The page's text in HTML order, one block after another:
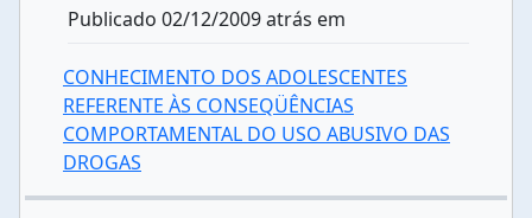
Publicado 02/12/2009 atrás em
CONHECIMENTO DOS ADOLESCENTES
REFERENTE ÀS CONSEQÜÊNCIAS
COMPORTAMENTAL DO USO ABUSIVO DAS
DROGAS